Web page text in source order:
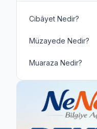
Cibâyet Nedir?
Müzayede Nedir?
Muaraza Nedir?